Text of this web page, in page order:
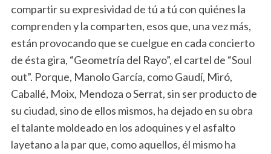
compartir su expresividad de tú a tú con quiénes la
comprenden y la comparten, esos que, una vez más,
están provocando que se cuelgue en cada concierto
de ésta gira, “Geometría del Rayo”, el cartel de “Soul
out”. Porque, Manolo García, como Gaudí, Miró,
Caballé, Moix, Mendoza o Serrat, sin ser producto de
su ciudad, sino de ellos mismos, ha dejado en su obra
el talante moldeado en los adoquines y el asfalto
layetano a la par que, como aquellos, él mismo ha